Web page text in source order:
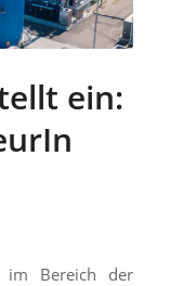
ein:
im Bereich der